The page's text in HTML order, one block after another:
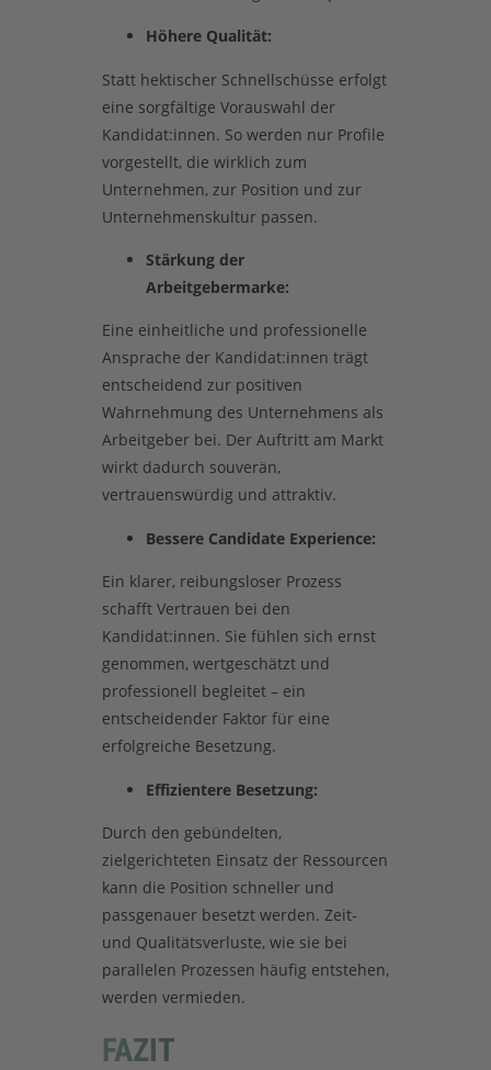
Höhere Qualität:
Statt hektischer Schnellschüsse erfolgt
eine sorgfältige Vorauswahl der
Kandidat:innen. So werden nur Profile
vorgestellt, die wirklich zum
Unternehmen, zur Position und zur
Unternehmenskultur passen.
Stärkung der
Arbeitgebermarke:
Eine einheitliche und professionelle
Ansprache der Kandidat:innen trägt
entscheidend zur positiven
Wahrnehmung des Unternehmens als
Arbeitgeber bei. Der Auftritt am Markt
wirkt dadurch souverän,
vertrauenswürdig und attraktiv.
Bessere Candidate Experience:
Ein klarer, reibungsloser Prozess
schafft Vertrauen bei den
Kandidat:innen. Sie fühlen sich ernst
genommen, wertgeschätzt und
professionell begleitet – ein
entscheidender Faktor für eine
erfolgreiche Besetzung.
Effizientere Besetzung:
Durch den gebündelten,
zielgerichteten Einsatz der Ressourcen
kann die Position schneller und
passgenauer besetzt werden. Zeit-
und Qualitätsverluste, wie sie bei
parallelen Prozessen häufig entstehen,
werden vermieden.
FAZIT